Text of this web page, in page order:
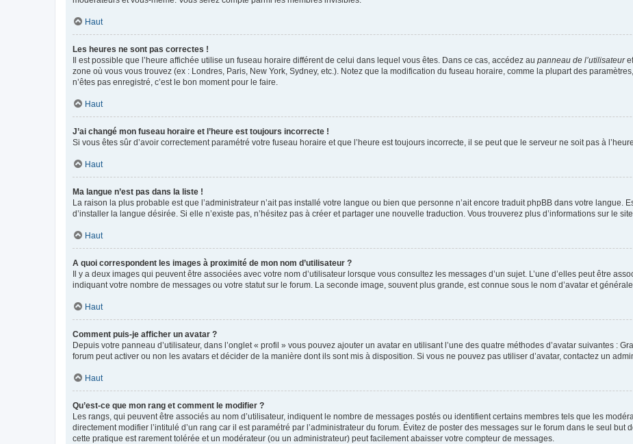
Haut
Les heures ne sont pas correctes !
Il est possible que l’heure affichée utilise un fuseau horaire différent de celui dans lequel vous êtes. Dans ce cas, accédez au panneau de l’utilisateur
zone où vous vous trouvez (ex : Londres, Paris, New York, Sydney, etc.). Notez que la modification du fuseau horaire, comme la plupart des
n’êtes pas enregistré, c’est le bon moment pour le faire.
Haut
J’ai changé mon fuseau horaire et l’heure est toujours incorrecte !
Si vous êtes sûr d’avoir correctement paramétré votre fuseau horaire et que l’heure est toujours incorrecte, il se peut que le serveur ne soit pas à
Haut
Ma langue n’est pas dans la liste !
La raison la plus probable est que l’administrateur n’ait pas installé votre langue ou bien que personne n’ait encore traduit phpBB dans votre langue.
d’installer la langue désirée. Si elle n’existe pas, n’hésitez pas à créer et partager une nouvelle traduction. Vous trouverez plus d’informations sur le
Haut
A quoi correspondent les images à proximité de mon nom d’utilisateur ?
Il y a deux images qui peuvent être associées avec votre nom d’utilisateur lorsque vous consultez les messages d’un sujet. L’une d’elles peut être
indiquant votre nombre de messages ou votre statut sur le forum. La seconde image, souvent plus grande, est connue sous le nom d’avatar et
Haut
Comment puis-je afficher un avatar ?
Depuis votre panneau d’utilisateur, dans l’onglet « profil » vous pouvez ajouter un avatar en utilisant l’une des quatre méthodes d’avatar suivantes :
forum peut activer ou non les avatars et décider de la manière dont ils sont mis à disposition. Si vous ne pouvez pas utiliser d’avatar, contactez un
Haut
Qu’est-ce que mon rang et comment le modifier ?
Les rangs, qui peuvent être associés au nom d’utilisateur, indiquent le nombre de messages postés ou identifient certains membres tels que les
directement modifier l’intitulé d’un rang car il est paramétré par l’administrateur du forum. Évitez de poster des messages sur le forum dans le seul
cette pratique est rarement tolérée et un modérateur (ou un administrateur) peut facilement abaisser votre compteur de messages.